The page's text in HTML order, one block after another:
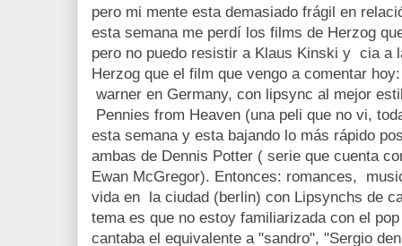
pero mi mente esta demasiado frágil en
esta semana me perdí los films de Herzog
pero no puedo resistir a Klaus Kinski y cia a
Herzog que el film que vengo a comentar
warner en Germany, con lipsync al mejor
Pennies from Heaven (una peli que no vi,
esta semana y esta bajando lo más rápido
ambas de Dennis Potter ( serie que cuenta
Ewan McGregor). Entonces: romances,
vida en la ciudad (berlin) con Lipsynchs de
tema es que no estoy familiarizada con el
cantaba el equivalente a "sandro", "Sergio